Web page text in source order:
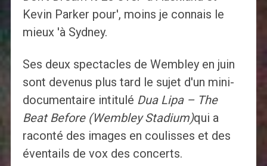
Kevin Parker pour', moins je connais le
mieux 'à Sydney.
Ses deux spectacles de Wembley en juin
sont devenus plus tard le sujet d'un mini-
documentaire intitulé Dua Lipa – The
Beat Before (Wembley Stadium)qui a
raconté des images en coulisses et des
éventails de vox des concerts.